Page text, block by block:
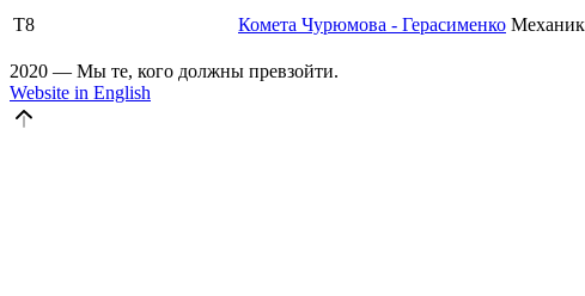
T8 Комета Чурюмова - Герасименко
2020 — Мы те, кого должны превзойти.
Website in English